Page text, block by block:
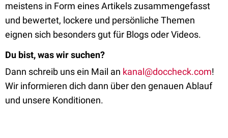
meistens in Form eines Artikels zusammengefasst
und bewertet, lockere und persönliche Themen
eignen sich besonders gut für Blogs oder Videos.
Du bist, was wir suchen?
Dann schreib uns ein Mail an kanal@doccheck.com!
Wir informieren dich dann über den genauen Ablauf
und unsere Konditionen.